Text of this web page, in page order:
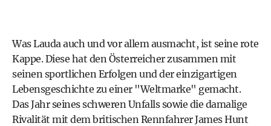
Was Lauda auch und vor allem ausmacht, ist seine rote
Kappe. Diese hat den Österreicher zusammen mit
seinen sportlichen Erfolgen und der einzigartigen
Lebensgeschichte zu einer "Weltmarke" gemacht.
Das Jahr seines schweren Unfalls sowie die damalige
Rivalität mit dem britischen Rennfahrer James Hunt